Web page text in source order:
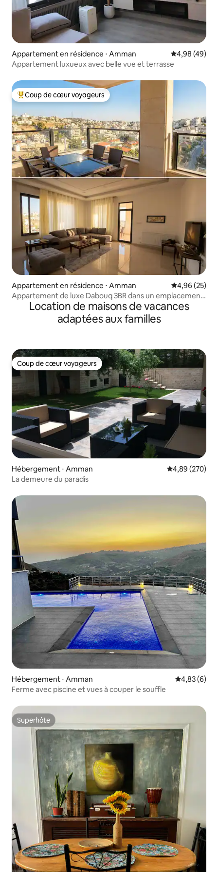
Appartement en résidence ⋅ Amman Évaluation
4,98 (49)
Appartement luxueux avec belle vue et terrasse
Coups de cœur voyageurs les plus appréciés
Coup de cœur voyageurs
Appartement en résidence ⋅ Amman Évaluation
4,96 (25)
Appartement de luxe Dabouq 3BR dans un emplacement
privilégié à Amman 1
Location de maisons de vacances
adaptées aux familles
Coup de cœur voyageurs
Coup de cœur voyageurs
Hébergement ⋅ Amman Évaluation
4,89 (270)
La demeure du paradis
Hébergement ⋅ Amman Évaluation
4,83 (6)
Ferme avec piscine et vues à couper le souffle
Superhôte
Superhôte